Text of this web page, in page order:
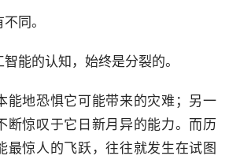
同。
能的认知，始终是分裂的。
能地恐惧它可能带来的灾难；另一
断惊叹于它日新月异的能力。而历
最惊人的飞跃，往往就发生在试图